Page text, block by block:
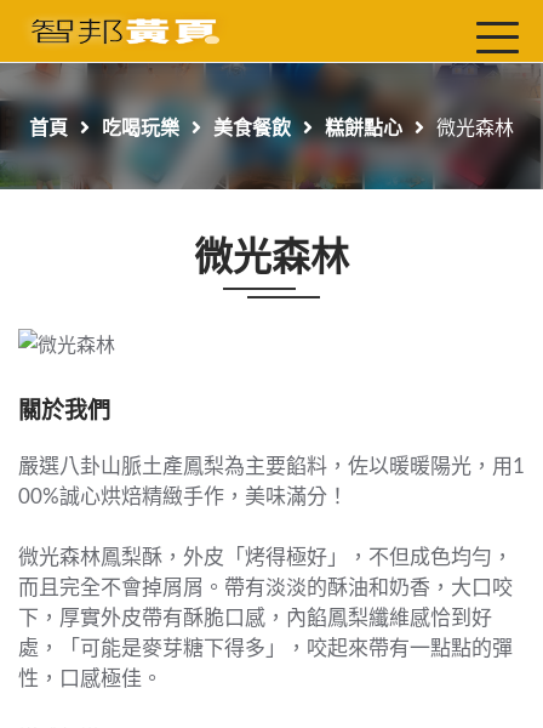
首頁
最新店家
吃喝玩樂
一頁式黃頁
聯絡我們
首頁 吃喝玩樂 美食餐飲 糕餅點心 微光森林
微光森林
關於我們
嚴選八卦山脈土產鳳梨為主要餡料，佐以暖暖陽光，用1
00%誠心烘焙精緻手作，美味滿分！
微光森林鳳梨酥，外皮「烤得極好」，不但成色均勻，
而且完全不會掉屑屑。帶有淡淡的酥油和奶香，大口咬
下，厚實外皮帶有酥脆口感，內餡鳳梨纖維感恰到好
處，「可能是麥芽糖下得多」，咬起來帶有一點點的彈
性，口感極佳。